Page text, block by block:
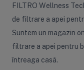
FILTRO Wellness
de filtrare a apei
Suntem un magazin
filtrare a apei pentru
întreaga casă.